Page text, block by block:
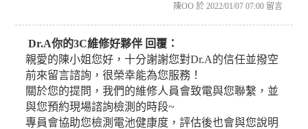
陳OO 於 2022/01/07 07:00 留言
Dr.A你的3C維修好夥伴 回覆：
親愛的陳小姐您好，十分謝謝您對Dr.A的信任並撥空
前來留言諮詢，很榮幸能為您服務！
關於您的提問，我們的維修人員會致電與您聯繫，並
與您預約現場諮詢檢測的時段~
專員會協助您檢測電池健康度，評估後也會與您說明